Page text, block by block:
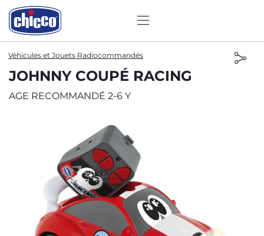
Véhicules et Jouets Radiocommandés
JOHNNY COUPÉ RACING
AGE RECOMMANDÉ 2-6 Y